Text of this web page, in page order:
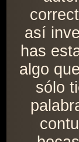
así
has
algo
sólo